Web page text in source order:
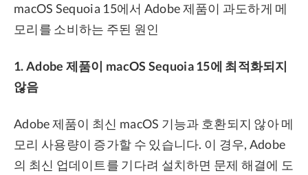
macOS Sequoia 15에서 Adobe 제품이 과도하게 메
모리를 소비하는 주된 원인
1. Adobe 제품이 macOS Sequoia 15에 최적화되지
않음
Adobe 제품이 최신 macOS 기능과 호환되지 않아 메
모리 사용량이 증가할 수 있습니다. 이 경우, Adobe
의 최신 업데이트를 기다려 설치하면 문제 해결에 도